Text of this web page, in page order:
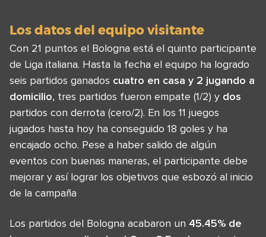
Los datos del equipo visitante
Con 21 puntos el Bologna está el quinto participante
de Liga italiana. Hasta la fecha el equipo ha logrado
seis partidos ganados cuatro en casa y 2 jugando a
domicilio, tres partidos fueron empate (1/2) y dos
partidos con derrota (cero/2). En los 11 juegos
jugados hasta hoy ha conseguido 18 goles y ha
encajado ocho. Pese a haber salido de algún
eventos con buenas maneras, el participante debe
mejorar y así lograr los objetivos que esbozó al inicio
de la campaña
Los partidos del Bologna acabaron un 45.45% de